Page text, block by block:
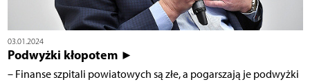
03.01.2024
Podwyżki kłopotem ►
– Finanse szpitali powiatowych są złe, a pogarszają je podwyżki